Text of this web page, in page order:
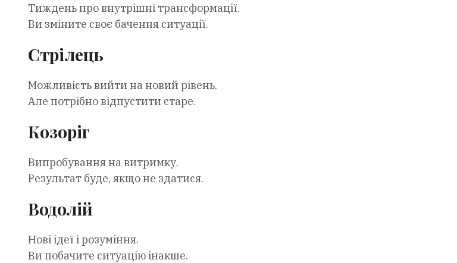
Тиждень про внутрішні трансформації.
Ви зміните своє бачення ситуації.
Стрілець
Можливість вийти на новий рівень.
Але потрібно відпустити старе.
Козоріг
Випробування на витримку.
Результат буде, якщо не здатися.
Водолій
Нові ідеї і розуміння.
Ви побачите ситуацію інакше.